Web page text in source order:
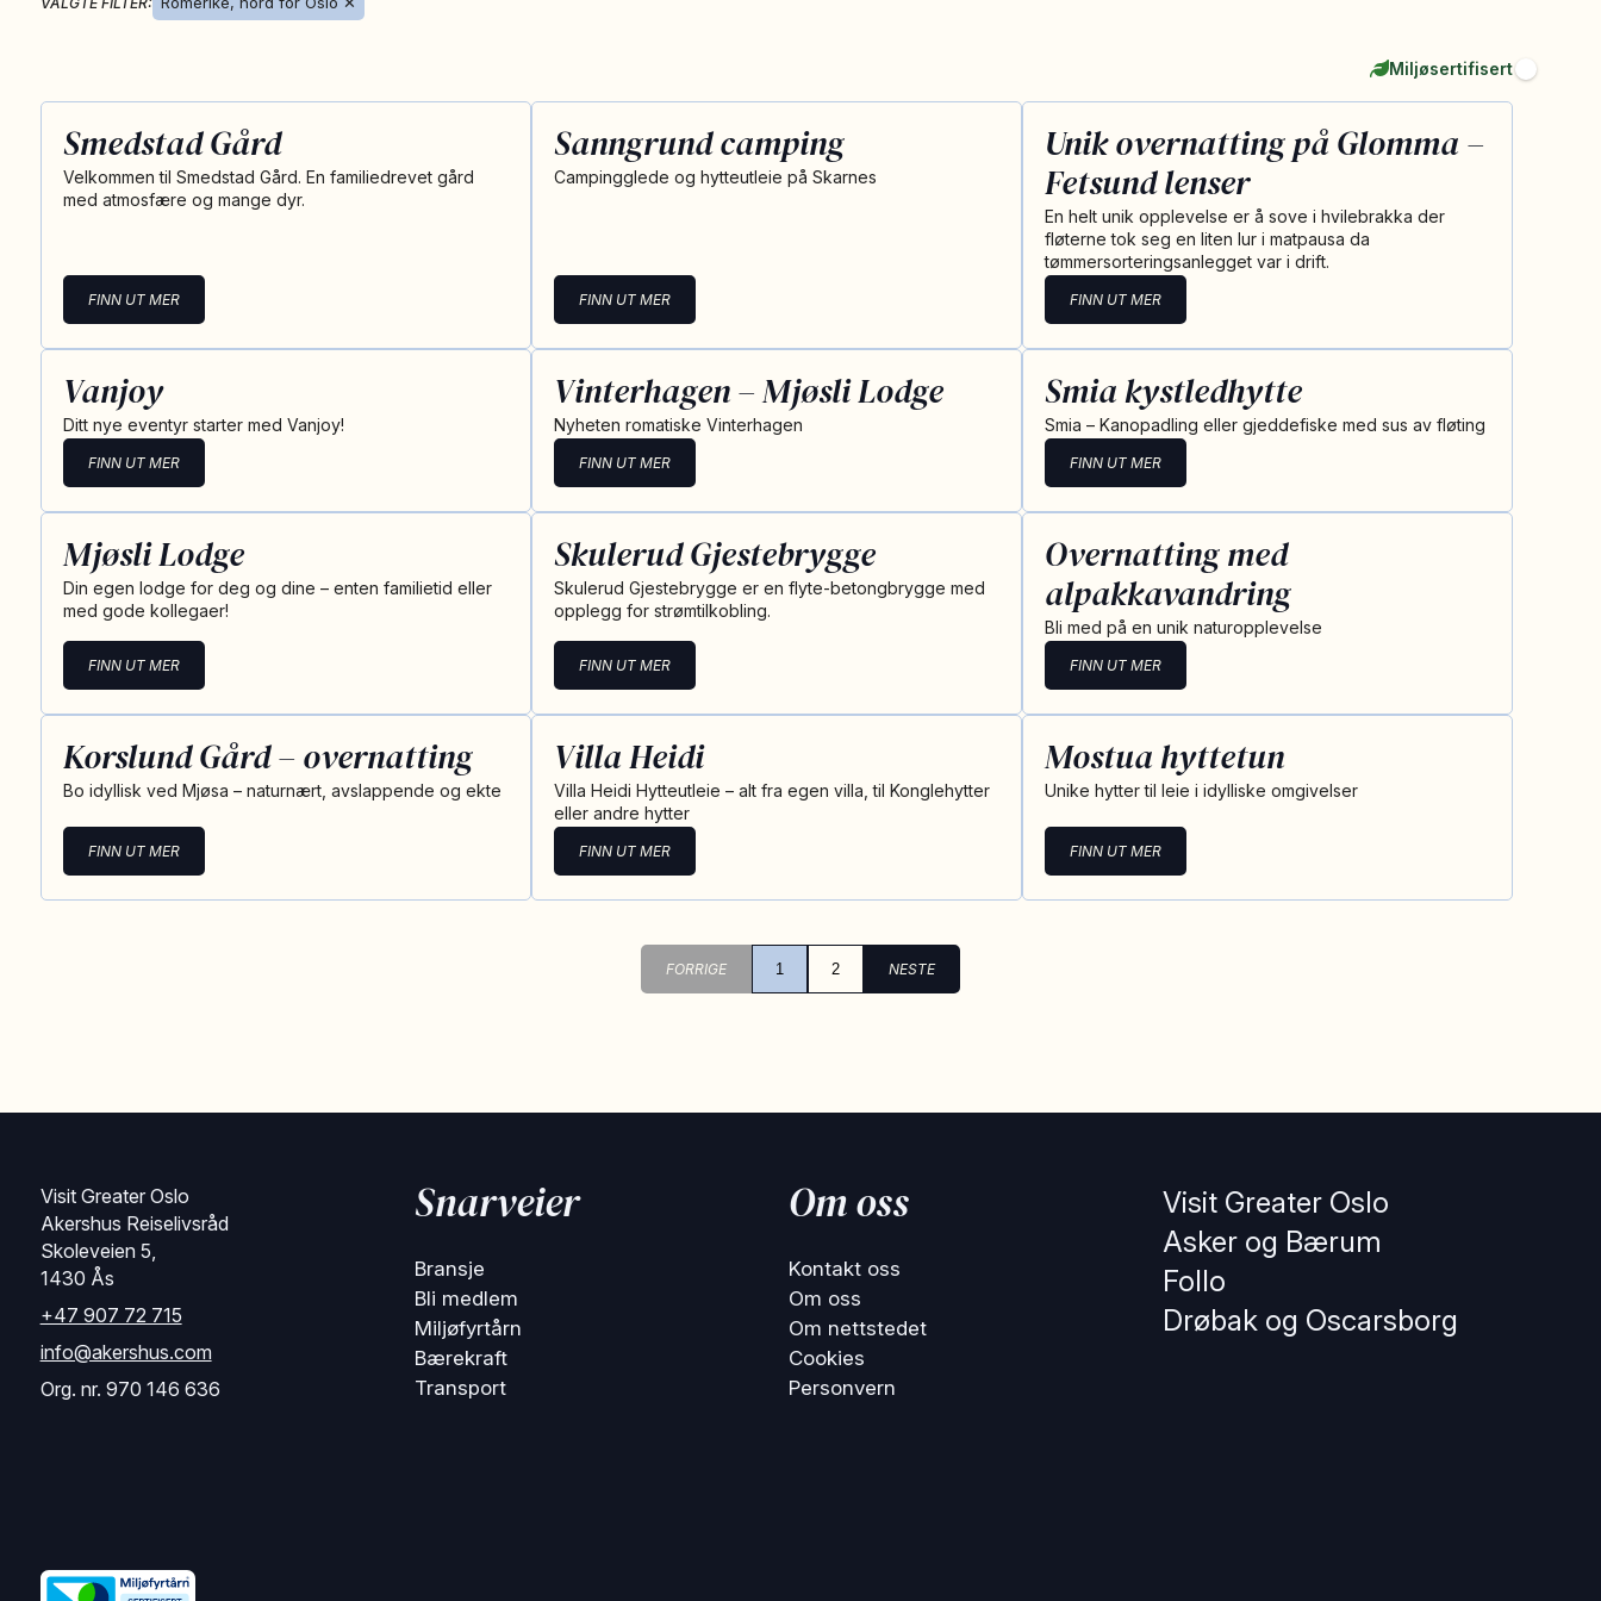
Miljøsertifisert
Smedstad Gård
Velkommen til Smedstad Gård. En familiedrevet gård
med atmosfære og mange dyr.
FINN UT MER
Sanngrund camping
Campingglede og hytteutleie på Skarnes
FINN UT MER
Unik overnatting på Glomma –
Fetsund lenser
En helt unik opplevelse er å sove i hvilebrakka der
fløterne tok seg en liten lur i matpausa da
tømmersorteringsanlegget var i drift.
FINN UT MER
Vanjoy
Ditt nye eventyr starter med Vanjoy!
FINN UT MER
Vinterhagen – Mjøsli Lodge
Nyheten romatiske Vinterhagen
FINN UT MER
Smia kystledhytte
Smia – Kanopadling eller gjeddefiske med sus av fløting
FINN UT MER
Mjøsli Lodge
Din egen lodge for deg og dine – enten familietid eller
med gode kollegaer!
FINN UT MER
Skulerud Gjestebrygge
Skulerud Gjestebrygge er en flyte-betongbrygge med
opplegg for strømtilkobling.
FINN UT MER
Overnatting med
alpakkavandring
Bli med på en unik naturopplevelse
FINN UT MER
Korslund Gård – overnatting
Bo idyllisk ved Mjøsa – naturnært, avslappende og ekte
FINN UT MER
Villa Heidi
Villa Heidi Hytteutleie – alt fra egen villa, til Konglehytter
eller andre hytter
FINN UT MER
Mostua hyttetun
Unike hytter til leie i idylliske omgivelser
FINN UT MER
FORRIGE 1 2 NESTE
Visit Greater Oslo
Akershus Reiselivsråd
Skoleveien 5,
1430 Ås
+47 907 72 715
info@akershus.com
Org. nr. 970 146 636
Snarveier
Bransje
Bli medlem
Miljøfyrtårn
Bærekraft
Transport
Om oss
Kontakt oss
Om oss
Om nettstedet
Cookies
Personvern
Visit Greater Oslo
Asker og Bærum
Follo
Drøbak og Oscarsborg